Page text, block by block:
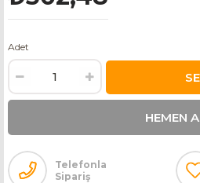
Adet
Telefonla
Sipariş